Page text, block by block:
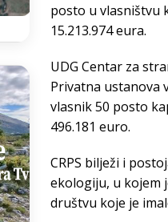
posto u vlasništvu
15.213.974 eura.
UDG Centar za
Privatna ustanova
vlasnik 50 posto
496.181 euro.
CRPS bilježi i
ekologiju, u kojem
društvu koje je